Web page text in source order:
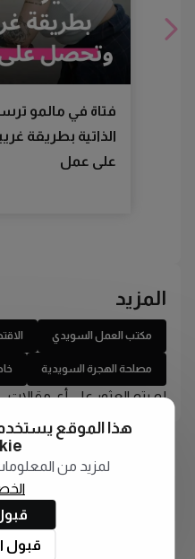
فتاة في مالمو
الذاتية بطريقة
على عمل
المزيد
مكتب العمل السويدي
مصلحة الهجرة السويدية
لم يتم العثور على أي مقالات
هذا الموقع
لمزيد من
قبول